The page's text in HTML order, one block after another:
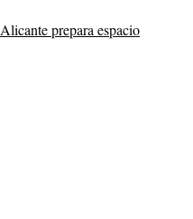
Alicante prepara espacio